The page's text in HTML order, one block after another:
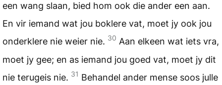
een wang slaan, bied hom ook die ander een aan.
En vir iemand wat jou boklere vat, moet jy ook jou
onderklere nie weier nie. 30 Aan elkeen wat iets vra,
moet jy gee; en as iemand jou goed vat, moet jy dit
nie terugeis nie. 31 Behandel ander mense soos julle